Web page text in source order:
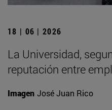
18 | 06 | 2026
La Universidad,
reputación entre
Imagen José Juan Rico